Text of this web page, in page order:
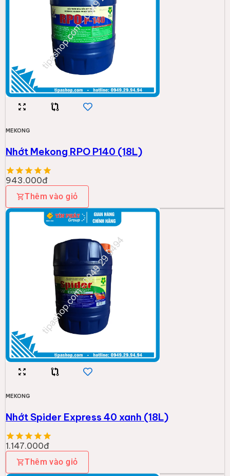
MEKONG
Nhớt Mekong RPO P140 (18L)
943.000đ
Thêm vào giỏ
MEKONG
Nhớt Spider Express 40 xanh (18L)
1.147.000đ
Thêm vào giỏ